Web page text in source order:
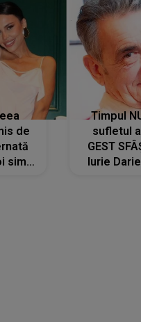
de
simți
Timpul
sufletul
GEST
Iurie